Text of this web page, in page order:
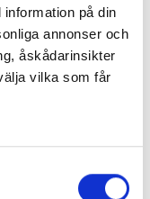
på din
annonser och
åskådarinsikter
vilka som får
till flera meter
Båstad sedan
prövats både
Strax efter